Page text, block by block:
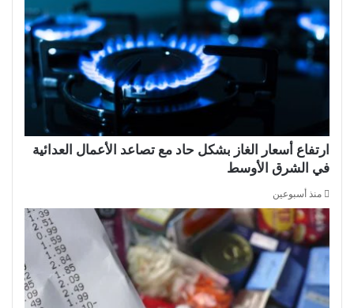
ارتفاع أسعار الغاز بشكل حاد مع تصاعد الأعمال العدائية
في الشرق الأوسط
منذ أسبوعين